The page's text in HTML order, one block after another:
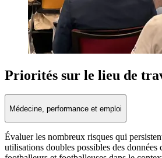
Priorités sur le lieu de
Médecine, performance et emploi
Évaluer les nombreux risques qui
utilisations doubles possibles des données